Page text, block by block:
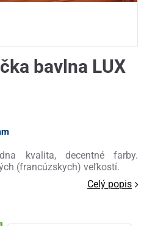
bavlna LUX
kvalita, decentné farby.
(francúzskych) veľkostí.
Celý popis